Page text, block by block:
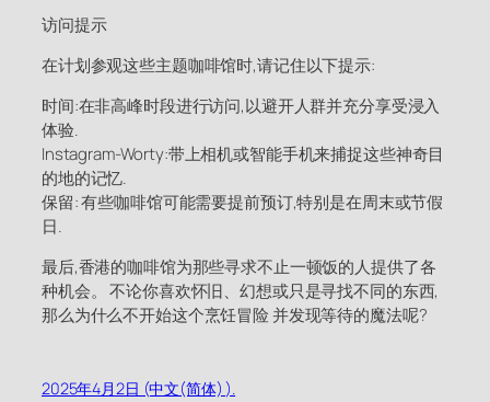
访问提示
在计划参观这些主题咖啡馆时,请记住以下提示:
时间:在非高峰时段进行访问,以避开人群并充分享受浸入
体验.
Instagram-Worty:带上相机或智能手机来捕捉这些神奇目
的地的记忆.
保留: 有些咖啡馆可能需要提前预订,特别是在周末或节假
日.
最后,香港的咖啡馆为那些寻求不止一顿饭的人提供了各
种机会。 不论你喜欢怀旧、幻想或只是寻找不同的东西,
那么为什么不开始这个烹饪冒险 并发现等待的魔法呢?
2025年4月2日 (中文(简体) ).